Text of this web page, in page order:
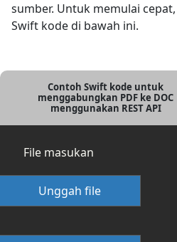
sumber. Untuk memulai
Swift kode di bawah ini.
Contoh Swift kode untuk
menggabungkan PDF ke DOC
menggunakan REST API
File masukan
Unggah file